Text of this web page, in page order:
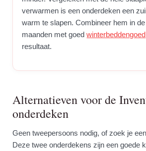
verwarmen is een onderdeken een
warm te slapen. Combineer hem in
maanden met goedwinterbeddengoed
resultaat.
Alternatieven voor de
onderdeken
Geen tweepersoons nodig, of zoek je
Deze twee onderdekens zijn een goede